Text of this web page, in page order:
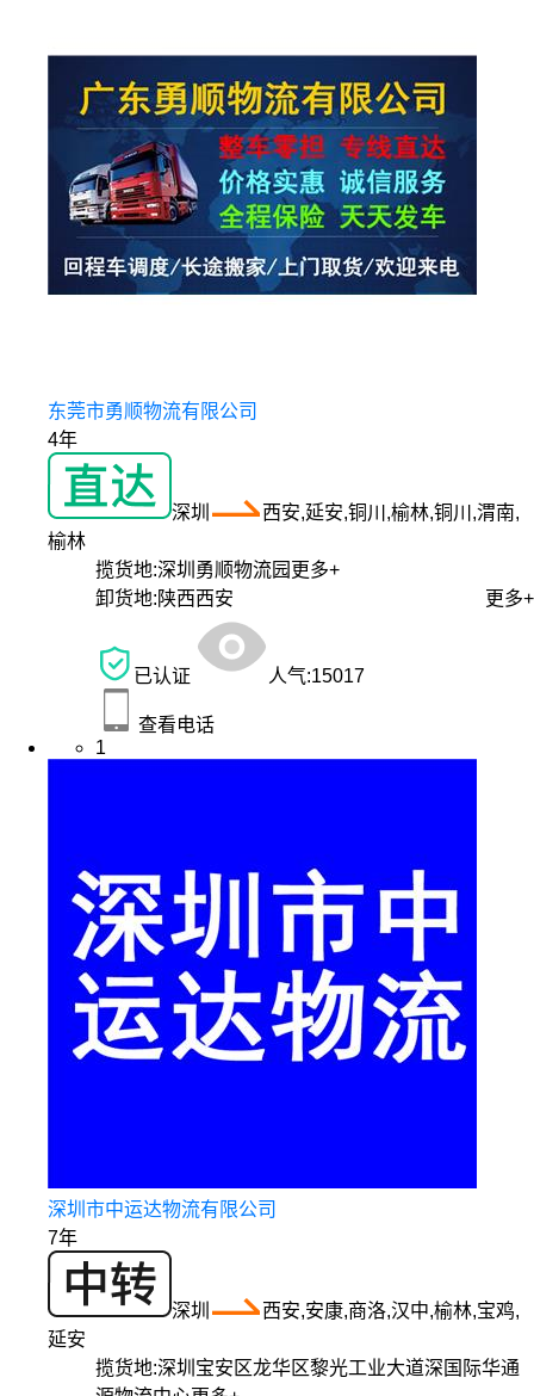
东莞市勇顺物流有限公司
4年
深圳
西安,延安,铜川,榆林,铜川,渭南,
榆林
揽货地:深圳勇顺物流园 更多+
卸货地:陕西西安 更多+
已认证 人气:15017
查看电话
1
深圳市中运达物流有限公司
7年
深圳
西安,安康,商洛,汉中,榆林,宝鸡,
延安
揽货地:深圳宝安区龙华区黎光工业大道深国际华通